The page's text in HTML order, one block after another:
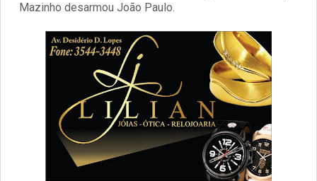
Mazinho desarmou João Paulo.